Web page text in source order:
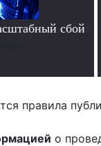
сбой
правила
о